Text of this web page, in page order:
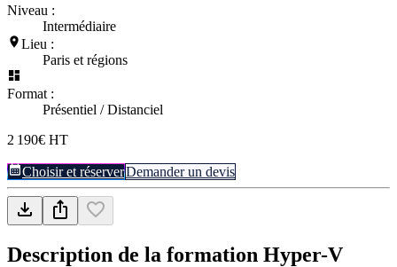
Niveau :
Intermédiaire
Lieu :
Paris et régions
Format :
Présentiel / Distanciel
2 190€ HT
Choisir et réserverDemander un devis
Description de la formation Hyper-V